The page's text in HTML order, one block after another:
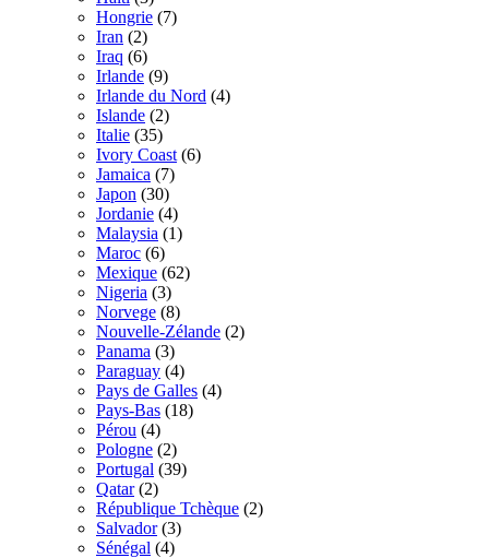
Hongrie (7)
Iran (2)
Iraq (6)
Irlande (9)
Irlande du Nord (4)
Islande (2)
Italie (35)
Ivory Coast (6)
Jamaica (7)
Japon (30)
Jordanie (4)
Malaysia (1)
Maroc (6)
Mexique (62)
Nigeria (3)
Norvege (8)
Nouvelle-Zélande (2)
Panama (3)
Paraguay (4)
Pays de Galles (4)
Pays-Bas (18)
Pérou (4)
Pologne (2)
Portugal (39)
Qatar (2)
République Tchèque (2)
Salvador (3)
Sénégal (4)